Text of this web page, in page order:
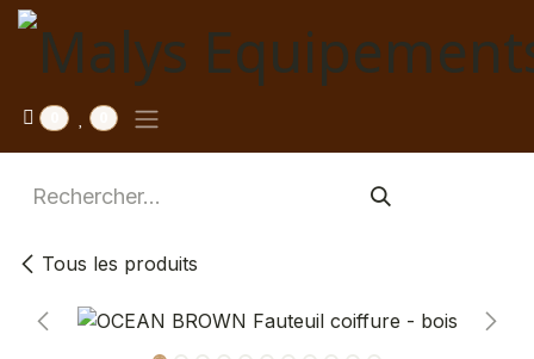
Se rendre au contenu
Tous les produits